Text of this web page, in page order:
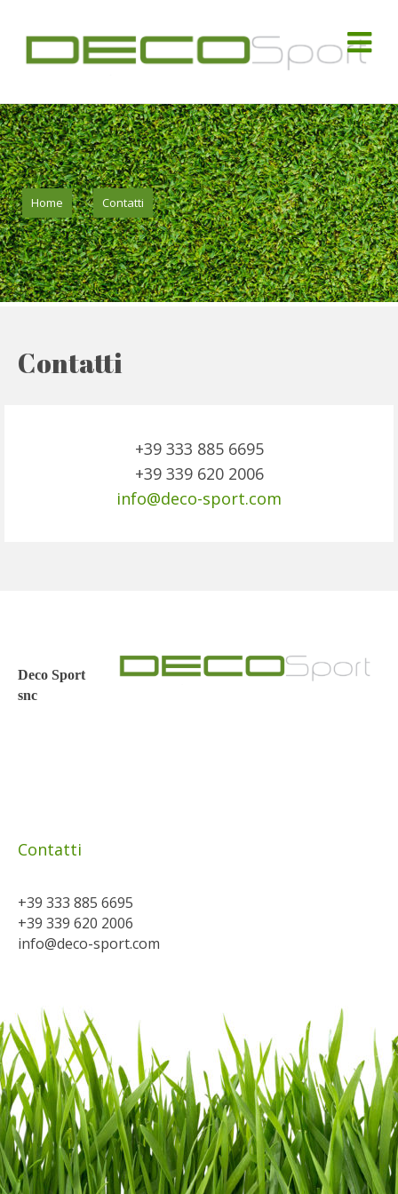
Home > Contatti >
Contatti
+39 333 885 6695
+39 339 620 2006
info@deco-sport.com
Deco Sport
snc
Contatti
+39 333 885 6695
+39 339 620 2006
info@deco-sport.com